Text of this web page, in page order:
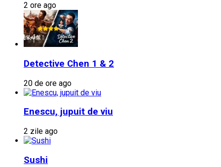
2 ore ago
Detective Chen 1 & 2
20 de ore ago
Enescu, jupuit de viu
2 zile ago
Sushi